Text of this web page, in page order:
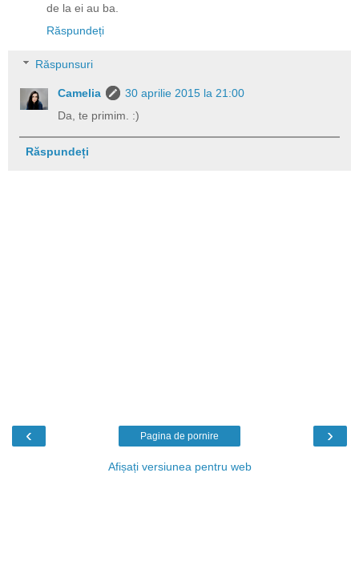
de la ei au ba.
Răspundeți
Răspunsuri
Camelia
30 aprilie 2015 la 21:00
Da, te primim. :)
Răspundeți
‹ ›
Pagina de pornire
Afișați versiunea pentru web